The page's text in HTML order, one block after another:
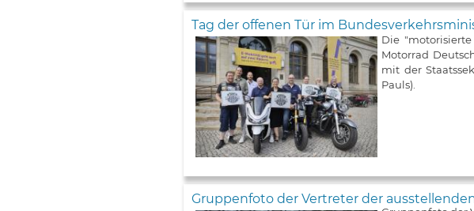
Tag der offenen Tür im
Die
Motorrad
mit der
Pauls).
Gruppenfoto der Vertreter der